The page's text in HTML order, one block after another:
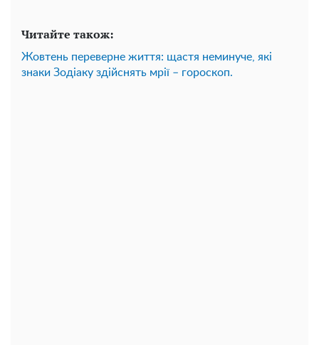
Читайте також:
Жовтень переверне життя: щастя неминуче, які
знаки Зодіаку здійснять мрії – гороскоп.